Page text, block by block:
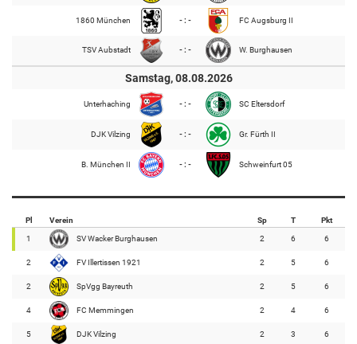
1860 München - : - FC Augsburg II
TSV Aubstadt - : - W. Burghausen
Samstag, 08.08.2026
Unterhaching - : - SC Eltersdorf
DJK Vilzing - : - Gr. Fürth II
B. München II - : - Schweinfurt 05
Pl Verein Sp T Pkt
1 SV Wacker Burghausen 2 6 6
2 FV Illertissen 1921 2 5 6
2 SpVgg Bayreuth 2 5 6
4 FC Memmingen 2 4 6
5 DJK Vilzing 2 3 6